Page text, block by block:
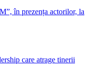
în prezența actorilor, la
care atrage tinerii